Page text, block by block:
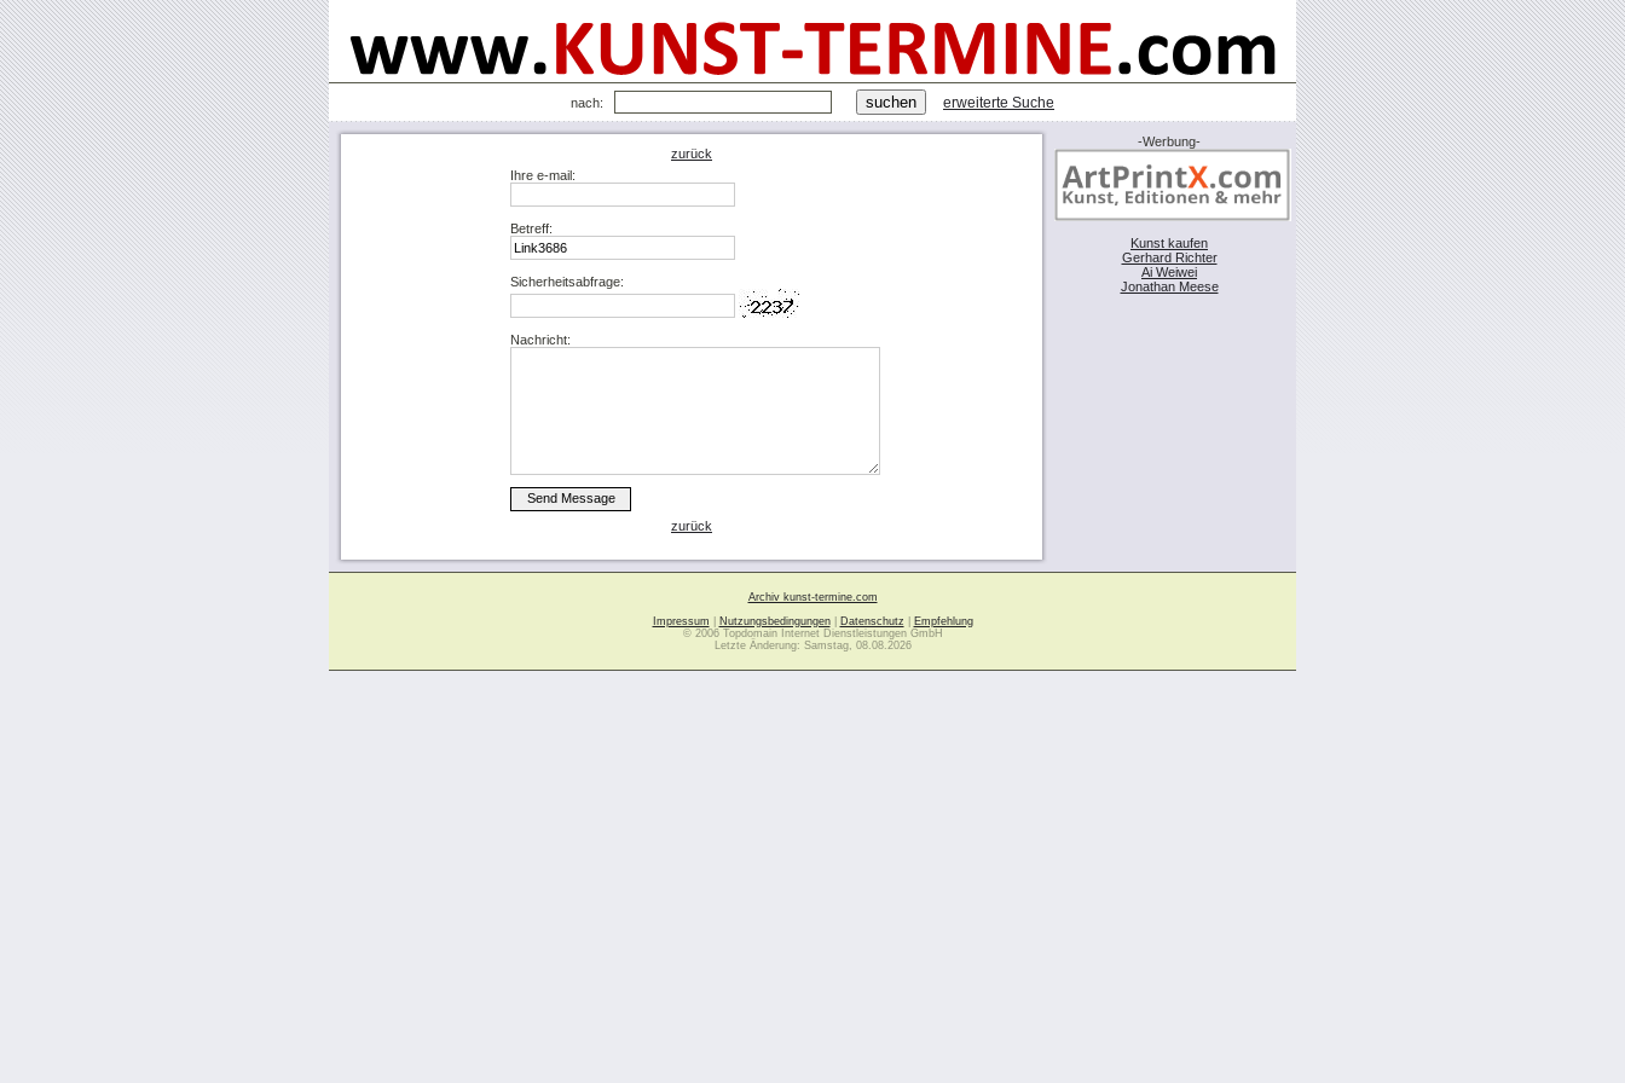
nach: erweiterte Suche
zurück
Ihre e-mail:
Betreff:
Sicherheitsabfrage:
Nachricht:
zurück
-Werbung-
Kunst kaufen
Gerhard Richter
Ai Weiwei
Jonathan Meese
Archiv kunst-termine.com
Impressum
Nutzungsbedingungen| Datenschutz
Empfehlung
© 2006 Topdomain Internet Dienstleistungen GmbH
Letzte Änderung: Samstag, 08.08.2026